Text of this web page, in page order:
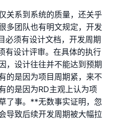
关系到系统的质量，还关乎
多团队也有明文规定，开发
必须有设计文档，开发周期
有设计评审。在具体的执行
，设计往往并不能达到预期
的是因为项目周期紧，来不
的是因为RD主观上认为项
了事。**无数事实证明，忽
导致后续开发周期被大幅拉